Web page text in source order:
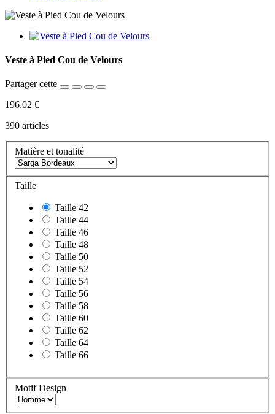
Veste à Pied Cou de Velours
Partager cette
196,02 €
390 articles
Matière et tonalité
Taille
Taille 42
Taille 44
Taille 46
Taille 48
Taille 50
Taille 52
Taille 54
Taille 56
Taille 58
Taille 60
Taille 62
Taille 64
Taille 66
Motif Design